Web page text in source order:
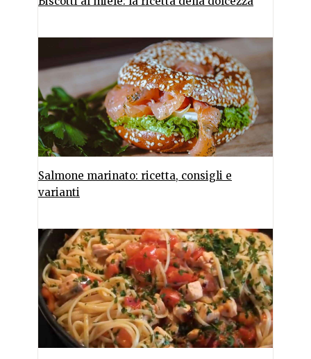
Salmone marinato: ricetta, consigli e
varianti